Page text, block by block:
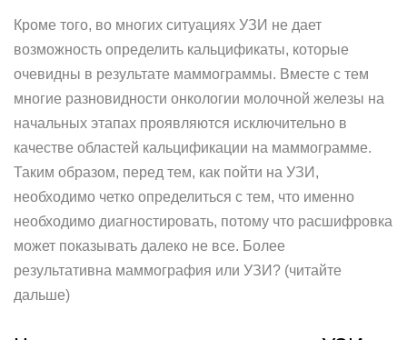
Кроме того, во многих ситуациях УЗИ не дает
возможность определить кальцификаты, которые
очевидны в результате маммограммы. Вместе с тем
многие разновидности онкологии молочной железы на
начальных этапах проявляются исключительно в
качестве областей кальцификации на маммограмме.
Таким образом, перед тем, как пойти на УЗИ,
необходимо четко определиться с тем, что именно
необходимо диагностировать, потому что расшифровка
может показывать далеко не все. Более
результативна маммография или УЗИ? (читайте
дальше)